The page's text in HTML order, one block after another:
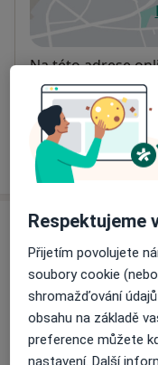
Dostupnost
Na této adrese
Co mám v takové
Názory
11 názorů
Respektujeme
Přijetím povolujete
soubory cookie
shromažďování
obsahu na základě
preference můžete
nastavení. Další